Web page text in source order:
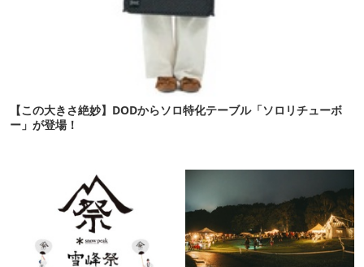
【この大きさ絶妙】DODからソロ特化テーブル「ソロリチューボ
ー」が登場！